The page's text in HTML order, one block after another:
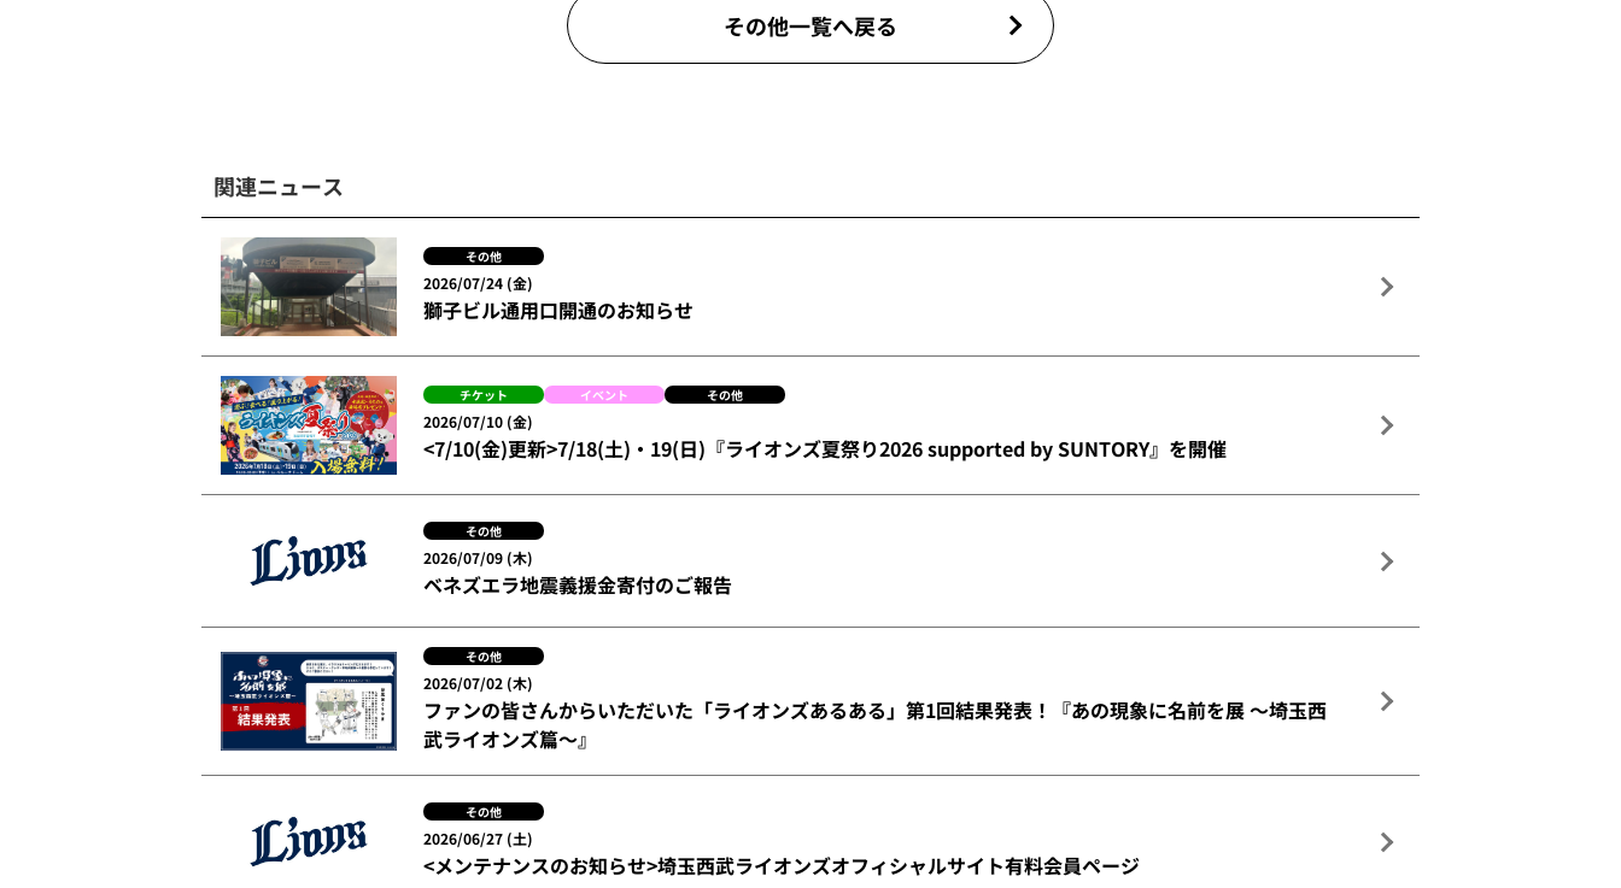
その他一覧へ戻る
関連ニュース
その他
2026/07/24 (金)
獅子ビル通用口開通のお知らせ
チケット イベント その他
2026/07/10 (金)
<7/10(金)更新>7/18(土)・19(日)『ライオンズ夏祭り2026 supported by SUNTORY』を開催
その他
2026/07/09 (木)
ベネズエラ地震義援金寄付のご報告
その他
2026/07/02 (木)
ファンの皆さんからいただいた「ライオンズあるある」第1回結果発表！『あの現象に名前を展 ～埼玉西
武ライオンズ篇～』
その他
2026/06/27 (土)
<メンテナンスのお知らせ>埼玉西武ライオンズオフィシャルサイト有料会員ページ